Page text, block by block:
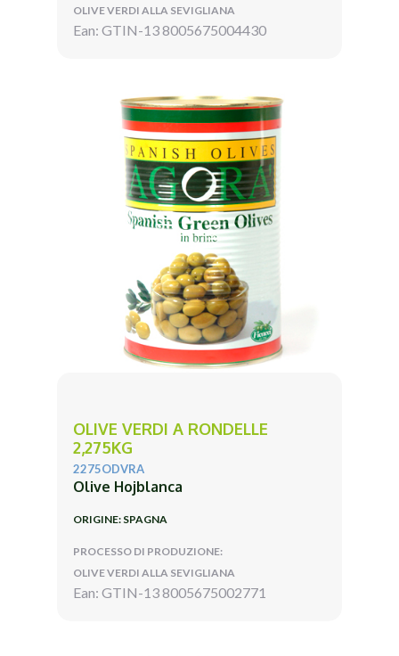
OLIVE VERDI ALLA SEVIGLIANA
Ean: GTIN-13 8005675004430
OLIVE VERDI A RONDELLE
2,275KG
2275ODVRA
Olive Hojblanca
ORIGINE: SPAGNA
PROCESSO DI PRODUZIONE:
OLIVE VERDI ALLA SEVIGLIANA
Ean: GTIN-13 8005675002771